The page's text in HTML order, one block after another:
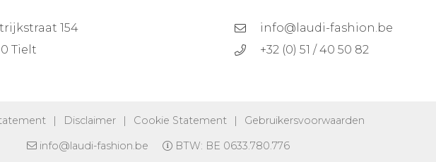
154
Tielt
info@laudi-fashion.be
+32 (0) 51 / 40 50 82
Disclaimer Cookie Statement
Gebruikersvoorwaarden
info@laudi-fashion.be
BTW: BE 0633.780.776